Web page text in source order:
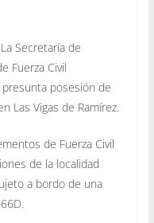
Secretaría de
Fuerza Civil
posesión de
Las Vigas de Ramírez.
de Fuerza Civil
de la localidad
a bordo de una